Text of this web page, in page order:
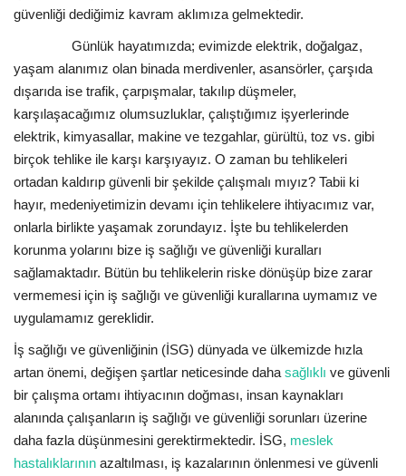
güvenliği dediğimiz kavram aklımıza gelmektedir.
Günlük hayatımızda; evimizde elektrik, doğalgaz,
yaşam alanımız olan binada merdivenler, asansörler, çarşıda
dışarıda ise trafik, çarpışmalar, takılıp düşmeler,
karşılaşacağımız olumsuzluklar, çalıştığımız işyerlerinde
elektrik, kimyasallar, makine ve tezgahlar, gürültü, toz vs. gibi
birçok tehlike ile karşı karşıyayız. O zaman bu tehlikeleri
ortadan kaldırıp güvenli bir şekilde çalışmalı mıyız? Tabii ki
hayır, medeniyetimizin devamı için tehlikelere ihtiyacımız var,
onlarla birlikte yaşamak zorundayız. İşte bu tehlikelerden
korunma yolarını bize iş sağlığı ve güvenliği kuralları
sağlamaktadır. Bütün bu tehlikelerin riske dönüşüp bize zarar
vermemesi için iş sağlığı ve güvenliği kurallarına uymamız ve
uygulamamız gereklidir.
İş sağlığı ve güvenliğinin (İSG) dünyada ve ülkemizde hızla
artan önemi, değişen şartlar neticesinde daha sağlıklı ve güvenli
bir çalışma ortamı ihtiyacının doğması, insan kaynakları
alanında çalışanların iş sağlığı ve güvenliği sorunları üzerine
daha fazla düşünmesini gerektirmektedir. İSG, meslek
hastalıklarının azaltılması, iş kazalarının önlenmesi ve güvenli